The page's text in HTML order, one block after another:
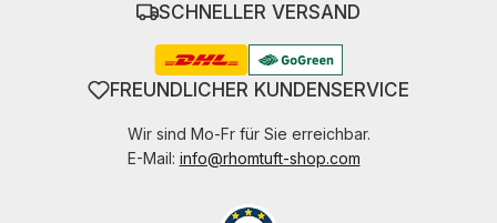
SCHNELLER VERSAND
FREUNDLICHER KUNDENSERVICE
Wir sind Mo-Fr für Sie erreichbar.
E-Mail: info@rhomtuft-shop.com